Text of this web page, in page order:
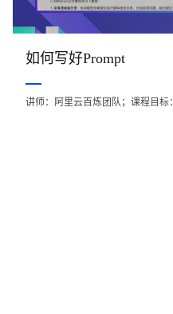
如何写好Prompt
讲师：阿里云百炼团队；课程目标